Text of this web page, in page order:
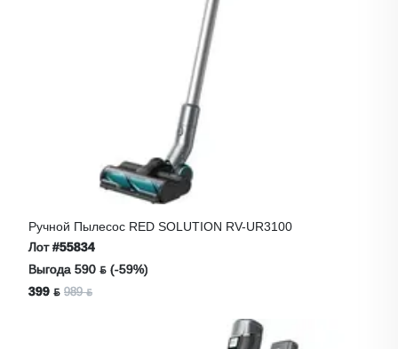
Ручной Пылесос RED SOLUTION RV-UR3100
Лот#55834
Выгода 590 ƃ (-59%)
399 ƃ 989 ƃ